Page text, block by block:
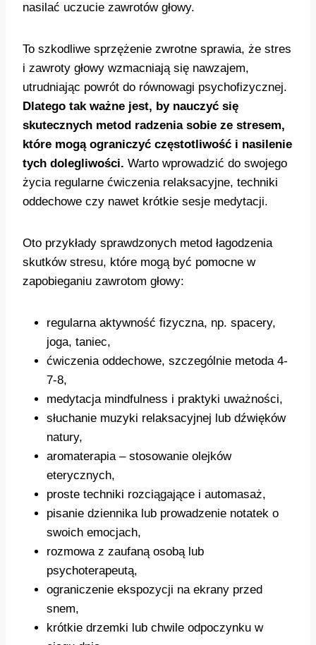
nasilać uczucie zawrotów głowy.
To szkodliwe sprzężenie zwrotne sprawia, że stres
i zawroty głowy wzmacniają się nawzajem,
utrudniając powrót do równowagi psychofizycznej.
Dlatego tak ważne jest, by nauczyć się
skutecznych metod radzenia sobie ze stresem,
które mogą ograniczyć częstotliwość i nasilenie
tych dolegliwości. Warto wprowadzić do swojego
życia regularne ćwiczenia relaksacyjne, techniki
oddechowe czy nawet krótkie sesje medytacji.
Oto przykłady sprawdzonych metod łagodzenia
skutków stresu, które mogą być pomocne w
zapobieganiu zawrotom głowy:
regularna aktywność fizyczna, np. spacery,
joga, taniec,
ćwiczenia oddechowe, szczególnie metoda 4-
7-8,
medytacja mindfulness i praktyki uważności,
słuchanie muzyki relaksacyjnej lub dźwięków
natury,
aromaterapia – stosowanie olejków
eterycznych,
proste techniki rozciągające i automasaż,
pisanie dziennika lub prowadzenie notatek o
swoich emocjach,
rozmowa z zaufaną osobą lub
psychoterapeutą,
ograniczenie ekspozycji na ekrany przed
snem,
krótkie drzemki lub chwile odpoczynku w